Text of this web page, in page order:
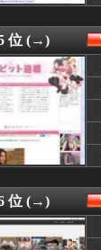
00:30
00:25
00:18
00:12
00:10
00:09
00:09
00:09
00:07
00:03
00:03
00:02
00:00
位 (→)
位 (→)